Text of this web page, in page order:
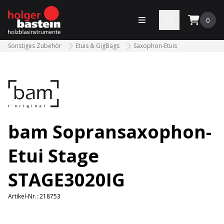
bastein
Menü öffnen 0
Sonstiges Zubehör Etuis & GigBags Saxophon-Etuis
bam Sopransaxophon-
Etui Stage
STAGE3020IG
Artikel-Nr.: 218753